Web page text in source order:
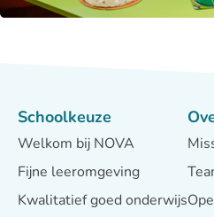
Schoolkeuze
Welkom bij NOVA
Fijne leeromgeving
Kwalitatief goed onderwijs